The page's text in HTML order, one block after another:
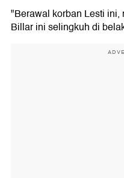
"Berawal korban Lesti
Billar ini selingkuh di